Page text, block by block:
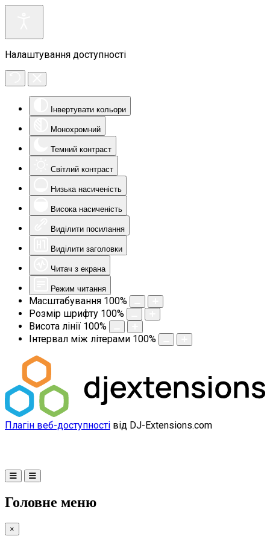
Налаштування доступності
Інвертувати кольори
Монохромний
Темний контраст
Світлий контраст
Низька насиченість
Висока насиченість
Виділити посилання
Виділити заголовки
Читач з екрана
Режим читання
Масштабування 100%
Розмір шрифту 100%
Висота лінії 100%
Інтервал між літерами 100%
Плагін веб-доступності від DJ-Extensions.com
Головне меню
×